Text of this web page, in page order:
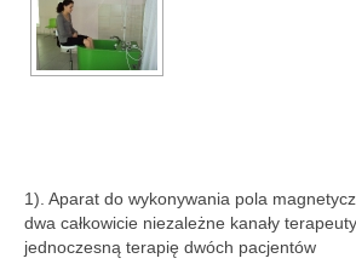
1). Aparat do wykonywania pola
dwa całkowicie niezależne kanały
jednoczesną terapię dwóch pacjentów